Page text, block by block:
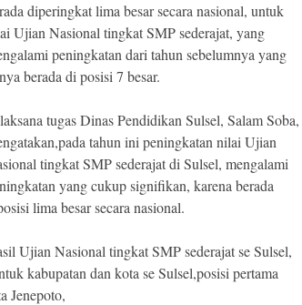
diperingkat lima besar secara nasional, untuk
Ujian Nasional tingkat SMP sederajat, yang
peningkatan dari tahun sebelumnya yang
berada di posisi 7 besar.
tugas Dinas Pendidikan Sulsel, Salam Soba,
tahun ini peningkatan nilai Ujian
tingkat SMP sederajat di Sulsel, mengalami
yang cukup signifikan, karena berada
lima besar secara nasional.
Ujian Nasional tingkat SMP sederajat se Sulsel,
kabupatan dan kota se Sulsel,posisi pertama
Jenepoto,